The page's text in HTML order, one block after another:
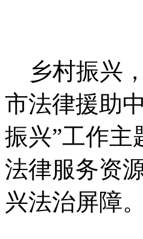
乡村振兴
市法律援助
振兴”工作主
法律服务资
兴法治屏障。